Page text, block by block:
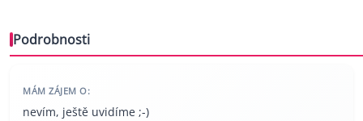
Podrobnosti
MÁM ZÁJEM O:
nevím, ještě uvidíme ;-)